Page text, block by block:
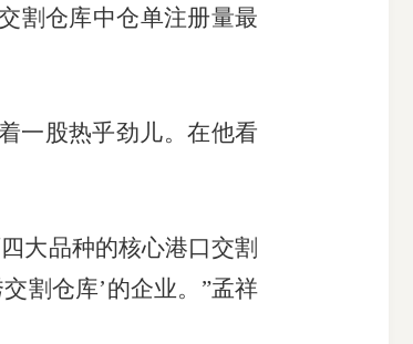
割仓库中仓单注册量最
一股热乎劲儿。在他看
大品种的核心港口交割
割仓库’的企业。”孟祥